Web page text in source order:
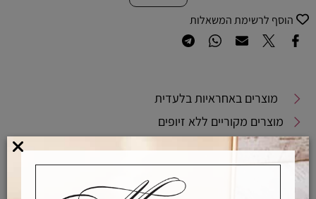
הוסף לרשימת המשאלות
מוצרים באחראיות בלעדית
מוצרים מקוריים ללא זיופים
משלוחים מהירים
אפשרויות החלפה / החזרה